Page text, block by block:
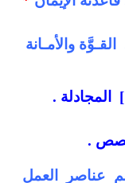
القـوَّة والأمـانة
المجادلة .
.
عناصر العمل